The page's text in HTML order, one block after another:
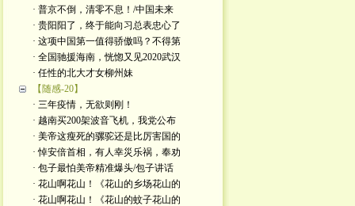
· 普京不倒，清零不息！/中国未来
· 贵阳阳了，终于能向习总表忠心了
· 这项中国第一值得骄傲吗？不得第
· 全国驰援海南，恍惚又见2020武汉
· 任性的北大才女柳州妹
【随感-20】
· 三年疫情，无欲则刚！
· 越南买200架波音飞机，我党公布
· 美帝这瘦死的骡驼还是比厉害国的
· 悼安倍首相，有人幸災乐祸，奉劝
· 包子最怕美帝精准爆头/包子讲话
· 花山啊花山！《花山的乡场花山的
· 花山啊花山！《花山的蚊子花山的